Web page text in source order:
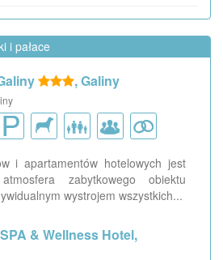
i pałace
, Galiny
i apartamentów hotelowych jest
zabytkowego obiektu
wystrojem wszystkich...
& Wellness Hotel,